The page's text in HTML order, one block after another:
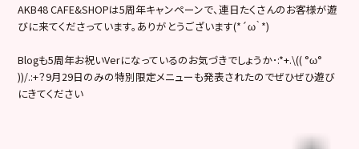
AKB48 CAFE&SHOPは5周年キャンペーンで、連日たくさんのお客様が遊
びに来てくださっています。ありがとうございます(*´ω｀*)
Blogも5周年お祝いVerになっているのお気づきでしょうか･:*+.\(( °ω°
))/.:+？9月29日のみの特別限定メニューも発表されたのでぜひぜひ遊び
にきてください